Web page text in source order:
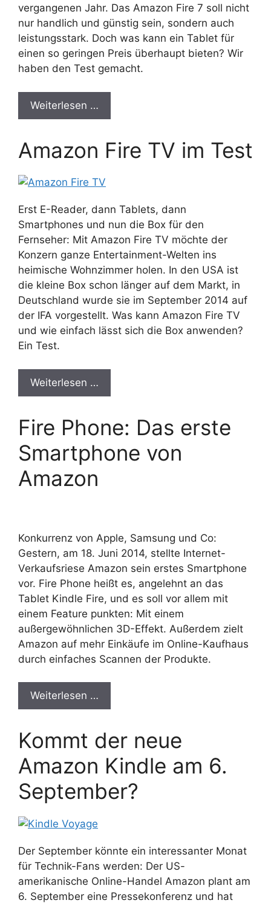
vergangenen Jahr. Das Amazon Fire 7 soll nicht
nur handlich und günstig sein, sondern auch
leistungsstark. Doch was kann ein Tablet für
einen so geringen Preis überhaupt bieten? Wir
haben den Test gemacht.
Weiterlesen …
Amazon Fire TV im Test
Erst E-Reader, dann Tablets, dann
Smartphones und nun die Box für den
Fernseher: Mit Amazon Fire TV möchte der
Konzern ganze Entertainment-Welten ins
heimische Wohnzimmer holen. In den USA ist
die kleine Box schon länger auf dem Markt, in
Deutschland wurde sie im September 2014 auf
der IFA vorgestellt. Was kann Amazon Fire TV
und wie einfach lässt sich die Box anwenden?
Ein Test.
Weiterlesen …
Fire Phone: Das erste
Smartphone von
Amazon
Konkurrenz von Apple, Samsung und Co:
Gestern, am 18. Juni 2014, stellte Internet-
Verkaufsriese Amazon sein erstes Smartphone
vor. Fire Phone heißt es, angelehnt an das
Tablet Kindle Fire, und es soll vor allem mit
einem Feature punkten: Mit einem
außergewöhnlichen 3D-Effekt. Außerdem zielt
Amazon auf mehr Einkäufe im Online-Kaufhaus
durch einfaches Scannen der Produkte.
Weiterlesen …
Kommt der neue
Amazon Kindle am 6.
September?
Der September könnte ein interessanter Monat
für Technik-Fans werden: Der US-
amerikanische Online-Handel Amazon plant am
6. September eine Pressekonferenz und hat